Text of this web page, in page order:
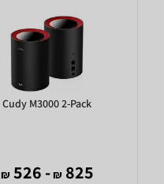
Cudy M3000 2-Pack
825
₪
- 526
₪